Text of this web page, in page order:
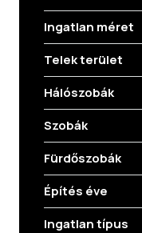
Ingatlan méret
Telek terület
Hálószobák
Szobák
Fürdőszobák
Építés éve
Ingatlan típus